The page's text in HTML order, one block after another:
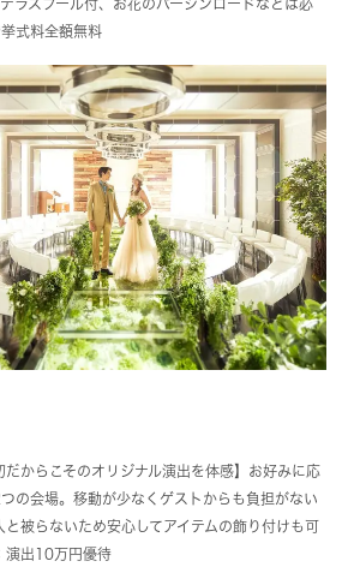
ラスプール付、お花のバージンロードなどは必
式料全額無料
だからこそのオリジナル演出を体感】お好みに応
つの会場。移動が少なくゲストからも負担がない
と被らないため安心してアイテムの飾り付けも可
演出10万円優待